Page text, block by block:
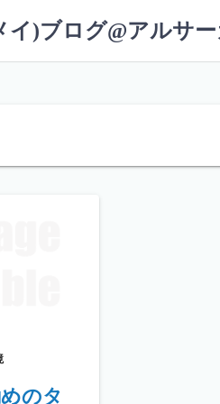
イ)ブログ@アルサ
のタ